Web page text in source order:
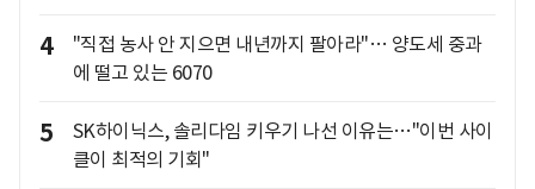
4
"직접 농사 안 지으면 내년까지 팔아라"… 양도세 중과
에 떨고 있는 6070
5
SK하이닉스, 솔리다임 키우기 나선 이유는…"이번 사이
클이 최적의 기회"